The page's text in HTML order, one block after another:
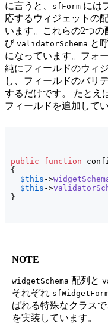
に言うと、 sfForm には
応するウィジェットの
います。これらの2つ
び validatorSchema と
になっています。フォ
純にフィールドのウィ
し、フィールドのバリ
するだけです。 たとえ
フィールドを追加して
public function
{
$this ->
$this ->
}
NOTE
widgetSchema 配列と
それぞれ
ばれる特殊なクラスで
を実装しています。